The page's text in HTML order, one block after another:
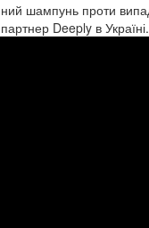
шампунь проти
Deeply в Україні.